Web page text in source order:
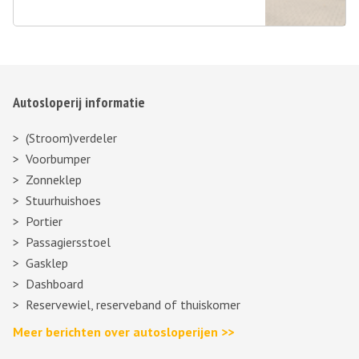
Autosloperij informatie
(Stroom)verdeler
Voorbumper
Zonneklep
Stuurhuishoes
Portier
Passagiersstoel
Gasklep
Dashboard
Reservewiel, reserveband of thuiskomer
Meer berichten over autosloperijen >>